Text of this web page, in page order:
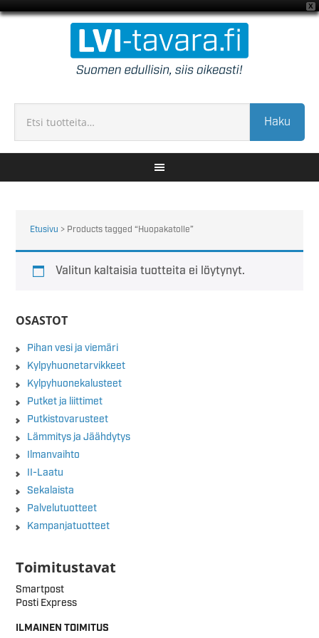
X
Haku
Etusivu > Products tagged “Huopakatolle”
Valitun kaltaisia tuotteita ei löytynyt.
OSASTOT
Pihan vesi ja viemäri
Kylpyhuonetarvikkeet
Kylpyhuonekalusteet
Putket ja liittimet
Putkistovarusteet
Lämmitys ja Jäähdytys
Ilmanvaihto
II-Laatu
Sekalaista
Palvelutuotteet
Kampanjatuotteet
Toimitustavat
Smartpost
Posti Express
ILMAINEN TOIMITUS